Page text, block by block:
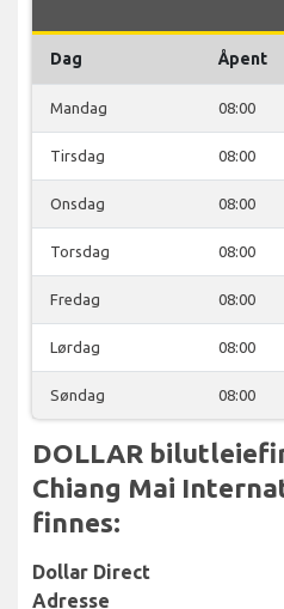
Dag Åpent
Mandag 08:00
Tirsdag 08:00
Onsdag 08:00
Torsdag 08:00
Fredag 08:00
Lørdag 08:00
Søndag 08:00
DOLLAR
Chiang Mai
finnes:
Dollar Direct
Adresse